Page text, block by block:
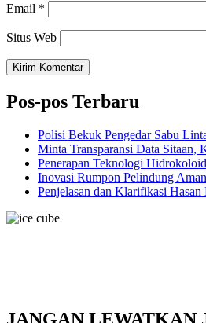
Email *
Situs Web
Pos-pos Terbaru
Polisi Bekuk Pengedar Sabu
Minta Transparansi Data
Penerapan Teknologi
Inovasi Rumpon Pelindung
Penjelasan dan Klarifikasi
JANGAN LEWATKAN